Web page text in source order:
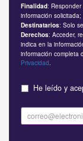
Finalidad:
información solicitada;
Destinatarios: Solo
Derechos: Acceder,
indica en la
información completa
Privacidad
He leído y